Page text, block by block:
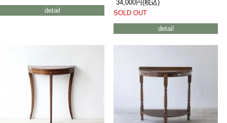
detail
34,000円(税込)
SOLD OUT
detail